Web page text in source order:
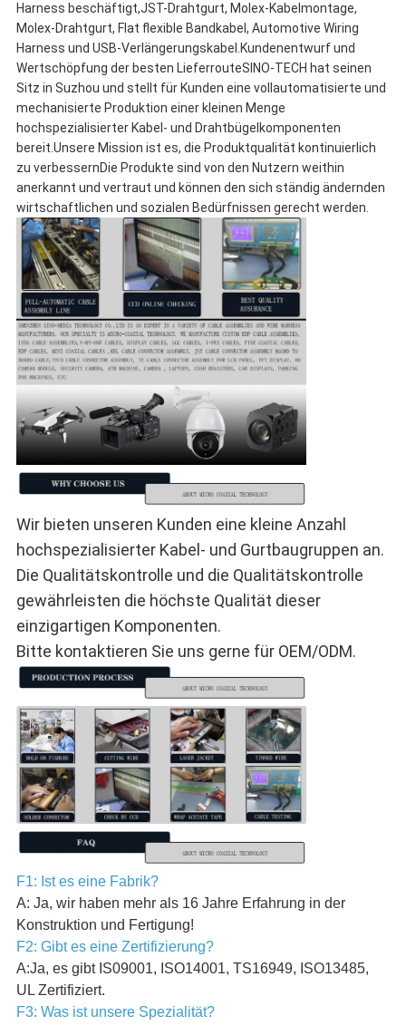
Harness beschäftigt,JST-Drahtgurt, Molex-Kabelmontage,
Molex-Drahtgurt, Flat flexible Bandkabel, Automotive Wiring
Harness und USB-Verlängerungskabel.Kundenentwurf und
Wertschöpfung der besten LieferrouteSINO-TECH hat seinen
Sitz in Suzhou und stellt für Kunden eine vollautomatisierte und
mechanisierte Produktion einer kleinen Menge
hochspezialisierter Kabel- und Drahtbügelkomponenten
bereit.Unsere Mission ist es, die Produktqualität kontinuierlich
zu verbessernDie Produkte sind von den Nutzern weithin
anerkannt und vertraut und können den sich ständig ändernden
wirtschaftlichen und sozialen Bedürfnissen gerecht werden.
Wir bieten unseren Kunden eine kleine Anzahl
hochspezialisierter Kabel- und Gurtbaugruppen an.
Die Qualitätskontrolle und die Qualitätskontrolle
gewährleisten die höchste Qualität dieser
einzigartigen Komponenten.
Bitte kontaktieren Sie uns gerne für OEM/ODM.
F1: Ist es eine Fabrik?
A: Ja, wir haben mehr als 16 Jahre Erfahrung in der
Konstruktion und Fertigung!
F2: Gibt es eine Zertifizierung?
A:Ja, es gibt IS09001, ISO14001, TS16949, ISO13485,
UL Zertifiziert.
F3: Was ist unsere Spezialität?